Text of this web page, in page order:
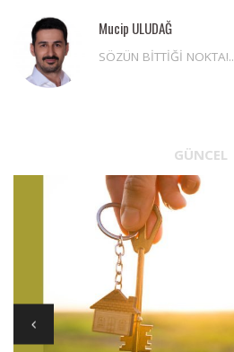
Mucip ULUDAĞ
SÖZÜN BİTTİĞİ NOKTA!..
GÜNCEL